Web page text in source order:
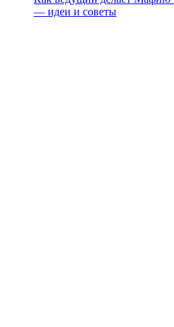
— идеи и советы